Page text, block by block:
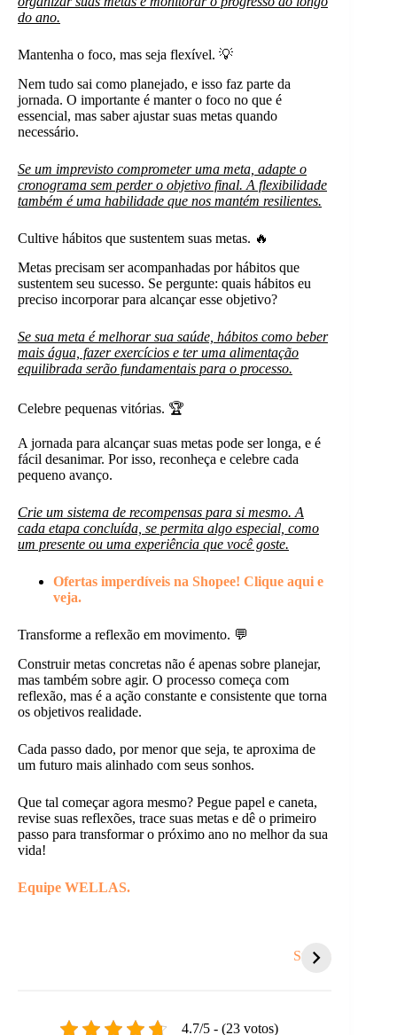
do ano.
Mantenha o foco, mas seja flexível. 💡
Nem tudo sai como planejado, e isso faz parte da
jornada. O importante é manter o foco no que é
essencial, mas saber ajustar suas metas quando
necessário.
Se um imprevisto comprometer uma meta, adapte o
cronograma sem perder o objetivo final. A flexibilidade
também é uma habilidade que nos mantém resilientes.
Cultive hábitos que sustentem suas metas. 🔥
Metas precisam ser acompanhadas por hábitos que
sustentem seu sucesso. Se pergunte: quais hábitos eu
preciso incorporar para alcançar esse objetivo?
Se sua meta é melhorar sua saúde, hábitos como beber
mais água, fazer exercícios e ter uma alimentação
equilibrada serão fundamentais para o processo.
Celebre pequenas vitórias. 🏆
A jornada para alcançar suas metas pode ser longa, e é
fácil desanimar. Por isso, reconheça e celebre cada
pequeno avanço.
Crie um sistema de recompensas para si mesmo. A
cada etapa concluída, se permita algo especial, como
um presente ou uma experiência que você goste.
Ofertas imperdíveis na Shopee! Clique aqui e
veja.
Transforme a reflexão em movimento. 💬
Construir metas concretas não é apenas sobre planejar,
mas também sobre agir. O processo começa com
reflexão, mas é a ação constante e consistente que torna
os objetivos realidade.
Cada passo dado, por menor que seja, te aproxima de
um futuro mais alinhado com seus sonhos.
Que tal começar agora mesmo? Pegue papel e caneta,
revise suas reflexões, trace suas metas e dê o primeiro
passo para transformar o próximo ano no melhor da sua
vida!
Equipe WELLAS.
Stories
4.7/5 - (23 votos)